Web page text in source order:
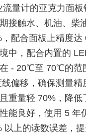
量计的亚克力面板
接触水、机油、柴
配合面板上精度达
中，配合内置的
- 20℃至 70℃的范
偏移，确保测量精
重量轻 70%，降低
能良好，使用 5 年
上的读数误差，